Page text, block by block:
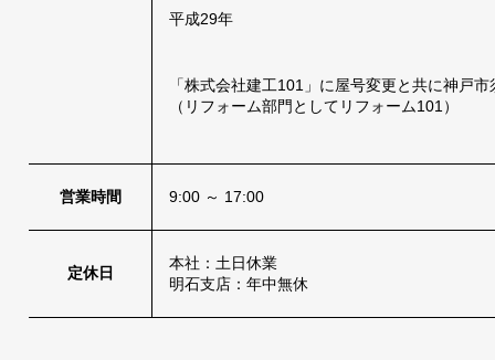
平成29年
「株式会社建工101」に屋号変更と共に神戸
（リフォーム部門としてリフォーム101）
営業時間 9:00 ～ 17:00
定休日
本社：土日休業
明石支店：年中無休